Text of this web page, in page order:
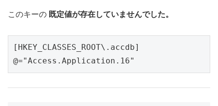
このキーの 既定値が存在していませんでした。
[HKEY_CLASSES_ROOT\.accdb]
@="Access.Application.16"